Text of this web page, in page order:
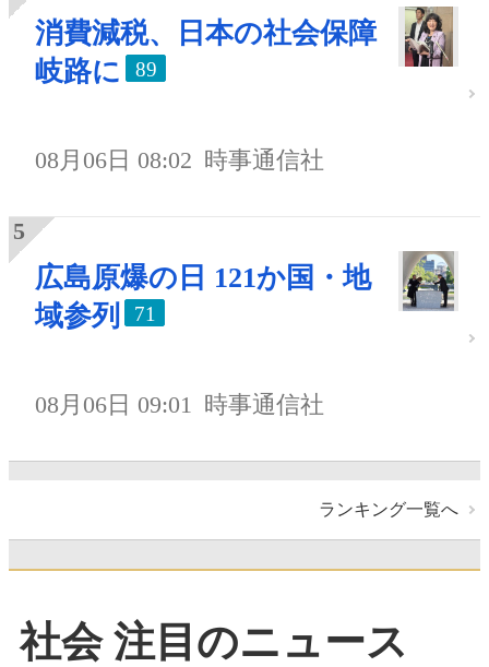
消費減税、日本の社会保障
岐路に
89
08月06日 08:02 時事通信社
広島原爆の日 121か国・地
域参列
71
08月06日 09:01 時事通信社
ランキング一覧へ
社会 注目のニュース